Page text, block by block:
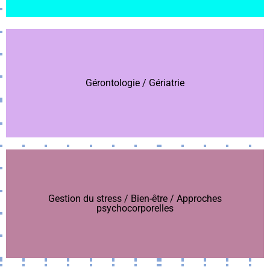
Gérontologie / Gériatrie
Gérontologie / Gériatrie
Gestion du stress / Bien-être / Approches
psychocorporelles
Gestion du stress / Bien-être / Approches
psychocorporelles